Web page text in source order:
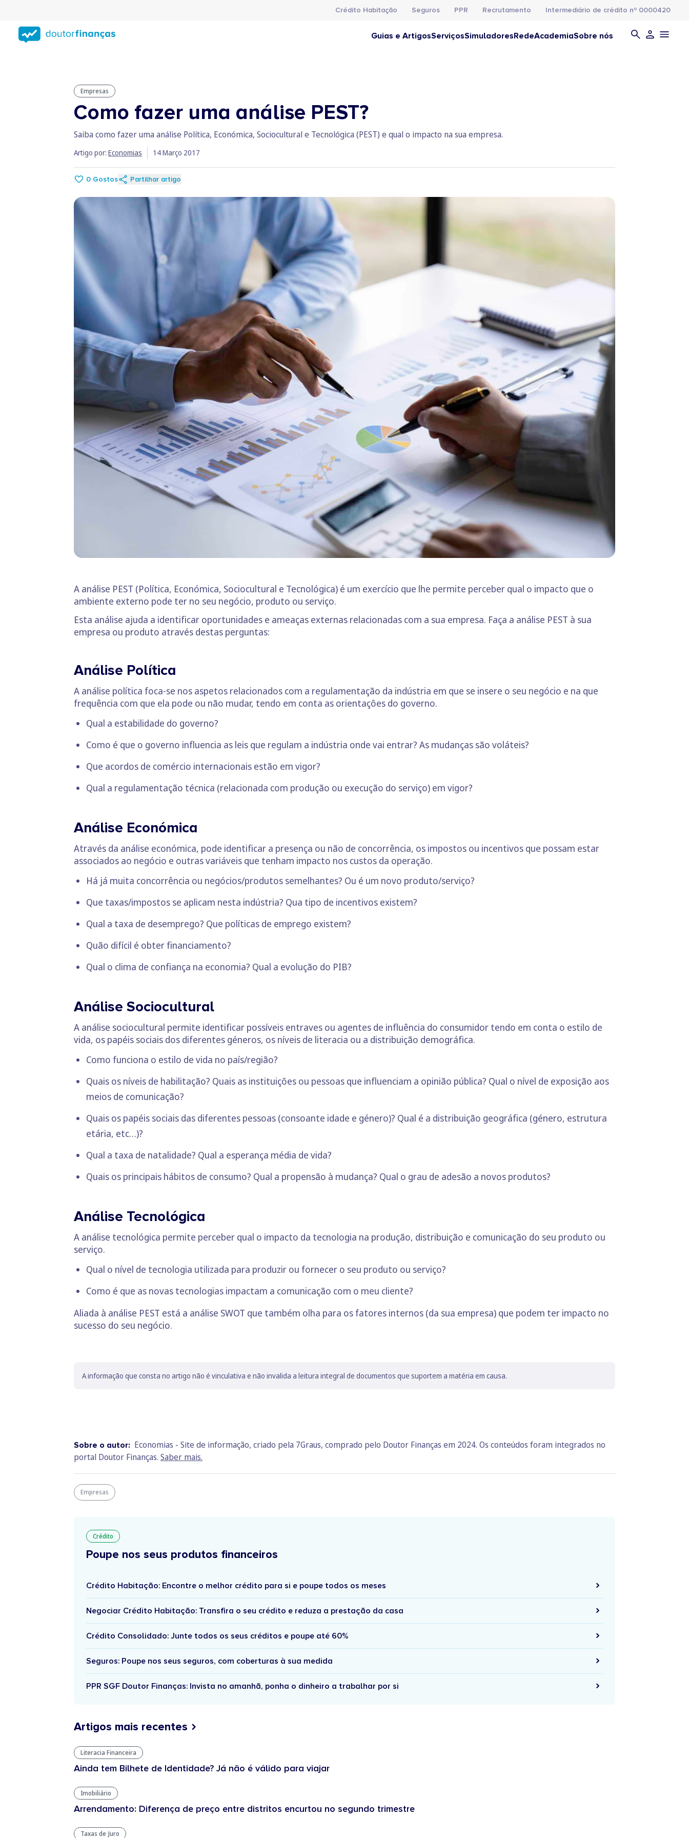
conteúdo
principal
Crédito Habitação Seguros PPR Recrutamento Intermediário de crédito nº 0000420
Guias e ArtigosServiçosSimuladoresRedeAcademiaSobre nós
Empresas
Como fazer uma análise PEST?
Saiba como fazer uma análise Política, Económica, Sociocultural e Tecnológica (PEST) e qual o impacto na sua empresa.
Artigo por: Economias 14 Março 2017
0 Gostos Partilhar artigo
A análise PEST (Política, Económica, Sociocultural e Tecnológica) é um exercício que lhe permite perceber qual o impacto que o
ambiente externo pode ter no seu negócio, produto ou serviço.
Esta análise ajuda a identificar oportunidades e ameaças externas relacionadas com a sua empresa. Faça a análise PEST à sua
empresa ou produto através destas perguntas:
Análise Política
A análise política foca-se nos aspetos relacionados com a regulamentação da indústria em que se insere o seu negócio e na que
frequência com que ela pode ou não mudar, tendo em conta as orientações do governo.
Qual a estabilidade do governo?
Como é que o governo influencia as leis que regulam a indústria onde vai entrar? As mudanças são voláteis?
Que acordos de comércio internacionais estão em vigor?
Qual a regulamentação técnica (relacionada com produção ou execução do serviço) em vigor?
Análise Económica
Através da análise económica, pode identificar a presença ou não de concorrência, os impostos ou incentivos que possam estar
associados ao negócio e outras variáveis que tenham impacto nos custos da operação.
Há já muita concorrência ou negócios/produtos semelhantes? Ou é um novo produto/serviço?
Que taxas/impostos se aplicam nesta indústria? Qua tipo de incentivos existem?
Qual a taxa de desemprego? Que políticas de emprego existem?
Quão difícil é obter financiamento?
Qual o clima de confiança na economia? Qual a evolução do PIB?
Análise Sociocultural
A análise sociocultural permite identificar possíveis entraves ou agentes de influência do consumidor tendo em conta o estilo de
vida, os papéis sociais dos diferentes géneros, os níveis de literacia ou a distribuição demográfica.
Como funciona o estilo de vida no país/região?
Quais os níveis de habilitação? Quais as instituições ou pessoas que influenciam a opinião pública? Qual o nível de exposição aos
meios de comunicação?
Quais os papéis sociais das diferentes pessoas (consoante idade e género)? Qual é a distribuição geográfica (género, estrutura
etária, etc…)?
Qual a taxa de natalidade? Qual a esperança média de vida?
Quais os principais hábitos de consumo? Qual a propensão à mudança? Qual o grau de adesão a novos produtos?
Análise Tecnológica
A análise tecnológica permite perceber qual o impacto da tecnologia na produção, distribuição e comunicação do seu produto ou
serviço.
Qual o nível de tecnologia utilizada para produzir ou fornecer o seu produto ou serviço?
Como é que as novas tecnologias impactam a comunicação com o meu cliente?
Aliada à análise PEST está a análise SWOT que também olha para os fatores internos (da sua empresa) que podem ter impacto no
sucesso do seu negócio.
A informação que consta no artigo não é vinculativa e não invalida a leitura integral de documentos que suportem a matéria em causa.
Sobre o autor: Economias - Site de informação, criado pela 7Graus, comprado pelo Doutor Finanças em 2024. Os conteúdos foram integrados no
portal Doutor Finanças. Saber mais.
Empresas
Crédito
Poupe nos seus produtos financeiros
Crédito Habitação: Encontre o melhor crédito para si e poupe todos os meses
Negociar Crédito Habitação: Transfira o seu crédito e reduza a prestação da casa
Crédito Consolidado: Junte todos os seus créditos e poupe até 60%
Seguros: Poupe nos seus seguros, com coberturas à sua medida
PPR SGF Doutor Finanças: Invista no amanhã, ponha o dinheiro a trabalhar por si
Artigos mais recentes
Literacia Financeira
Ainda tem Bilhete de Identidade? Já não é válido para viajar
Imobiliário
Arrendamento: Diferença de preço entre distritos encurtou no segundo trimestre
Taxas de Juro